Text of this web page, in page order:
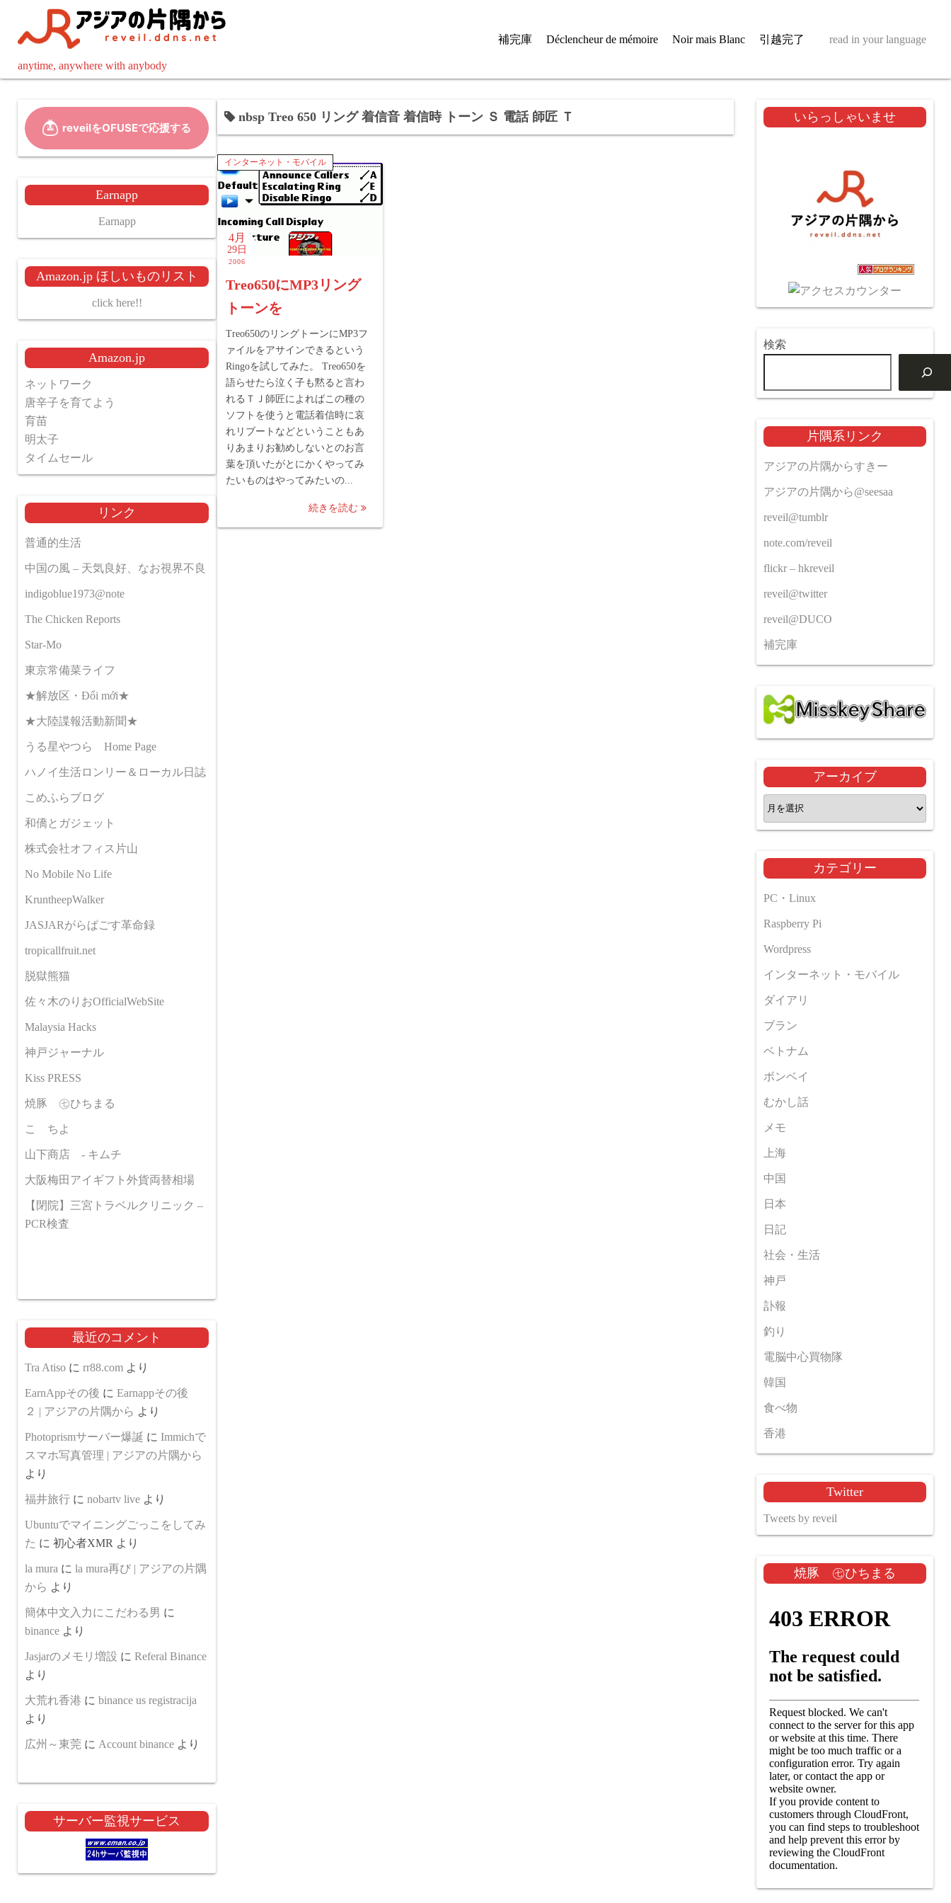
ツ
anytime, anywhere with anybody
補完庫 Déclencheur de mémoire Noir mais Blanc 引越完了 read in your language
nbsp Treo 650 リング 着信音 着信時 トーン Ｓ 電話 師匠 Ｔ
インターネット・モバイル
4月
29日
2006
Treo650にMP3リング
トーンを
Treo650のリングトーンにMP3フ
ァイルをアサインできるという
Ringoを試してみた。 Treo650を
語らせたら泣く子も黙ると言わ
れるＴＪ師匠によればこの種の
ソフトを使うと電話着信時に哀
れリブートなどということもあ
りあまりお勧めしないとのお言
葉を頂いたがとにかくやってみ
たいものはやってみたいの...
続きを読む
Earnapp
Earnapp
Amazon.jp ほしいものリスト
click here!!
Amazon.jp
ネットワーク
唐辛子を育てよう
育苗
明太子
タイムセール
リンク
普通的生活
中国の風 – 天気良好、なお視界不良
indigoblue1973@note
The Chicken Reports
Star-Mo
東京常備菜ライフ
★解放区・Đổi mới★
★大陸諜報活動新聞★
うる星やつら Home Page
ハノイ生活ロンリー＆ローカル日誌
こめふらブログ
和僑とガジェット
株式会社オフィス片山
No Mobile No Life
KruntheepWalker
JASJARがらぱごす革命録
tropicallfruit.net
脱獄熊猫
佐々木のりおOfficialWebSite
Malaysia Hacks
神戸ジャーナル
Kiss PRESS
焼豚 ㊆ひちまる
こゝちよ
山下商店 - キムチ
大阪梅田アイギフト外貨両替相場
【閉院】三宮トラベルクリニック –
PCR検査
最近のコメント
Tra Atiso に rr88.com より
EarnAppその後 に Earnappその後
２ | アジアの片隅から より
Photoprismサーバー爆誕 に Immichで
スマホ写真管理 | アジアの片隅から
より
福井旅行 に nobartv live より
Ubuntuでマイニングごっこをしてみ
た に 初心者XMR より
la mura に la mura再び | アジアの片隅
から より
簡体中文入力にこだわる男 に
binance より
Jasjarのメモリ増設 に Referal Binance
より
大荒れ香港 に binance us registracija
より
広州～東莞 に Account binance より
サーバー監視サービス
いらっしゃいませ
検索
片隅系リンク
アジアの片隅からすきー
アジアの片隅から@seesaa
reveil@tumblr
note.com/reveil
flickr – hkreveil
reveil@twitter
reveil@DUCO
補完庫
アーカイブ
ア
ー
イ
ブ
カテゴリー
PC・Linux
Raspberry Pi
Wordpress
インターネット・モバイル
ダイアリ
ブラン
ベトナム
ボンベイ
むかし話
メモ
上海
中国
日本
日記
社会・生活
神戸
訃報
釣り
電脳中心買物隊
韓国
食べ物
香港
Twitter
Tweets by reveil
焼豚 ㊆ひちまる